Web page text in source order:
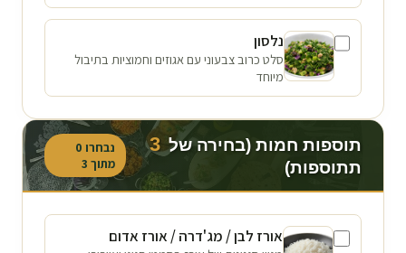
נלסון
סלט כרוב צבעוני עם אגוזים וחמוציות בתיבול
מיוחד
תוספות חמות (בחירה של 3
תתוספות)
נבחרו 0
מתוך 3
אורז לבן / מג'דרה / אורז אדום